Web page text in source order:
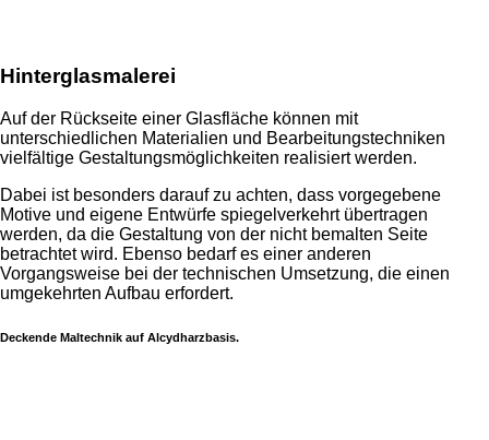
Hinterglasmalerei
Auf der Rückseite einer Glasfläche können mit
unterschiedlichen Materialien und Bearbeitungstechniken
vielfältige Gestaltungsmöglichkeiten realisiert werden.
Dabei ist besonders darauf zu achten, dass vorgegebene
Motive und eigene Entwürfe spiegelverkehrt übertragen
werden, da die Gestaltung von der nicht bemalten Seite
betrachtet wird. Ebenso bedarf es einer anderen
Vorgangsweise bei der technischen Umsetzung, die einen
umgekehrten Aufbau erfordert.
Deckende Maltechnik auf Alcydharzbasis.